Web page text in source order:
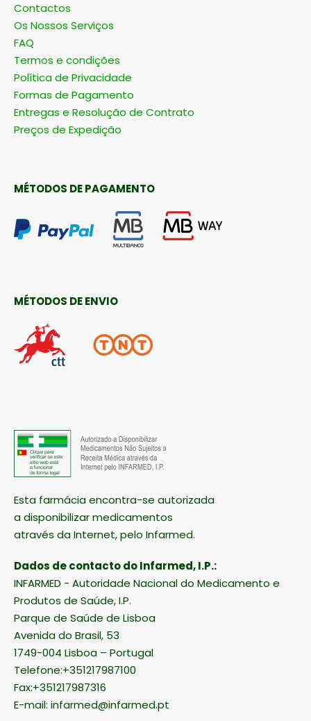
Contactos
Os Nossos Serviços
FAQ
Termos e condições
Política de Privacidade
Formas de Pagamento
Entregas e Resolução de Contrato
Preços de Expedição
MÉTODOS DE PAGAMENTO
MÉTODOS DE ENVIO
Esta farmácia encontra-se autorizada
a disponibilizar medicamentos
através da Internet, pelo Infarmed.
Dados de contacto do Infarmed, I.P.:
INFARMED - Autoridade Nacional do Medicamento e
Produtos de Saúde, I.P.
Parque de Saúde de Lisboa
Avenida do Brasil, 53
1749-004 Lisboa – Portugal
Telefone:+351217987100
Fax:+351217987316
E-mail: infarmed@infarmed.pt